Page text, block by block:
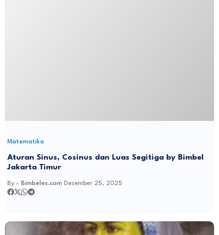
Matematika
Aturan Sinus, Cosinus dan Luas Segitiga by Bimbel
Jakarta Timur
By - Bimbeles.com Desember 25, 2025